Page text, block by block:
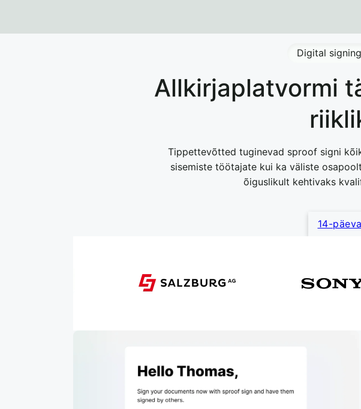
Allkirjaplatvormi
Tippettevõtted tuginevad sproof signi
sisemiste töötajate kui ka väliste
õiguslikult kehtivaks
Digital
14-